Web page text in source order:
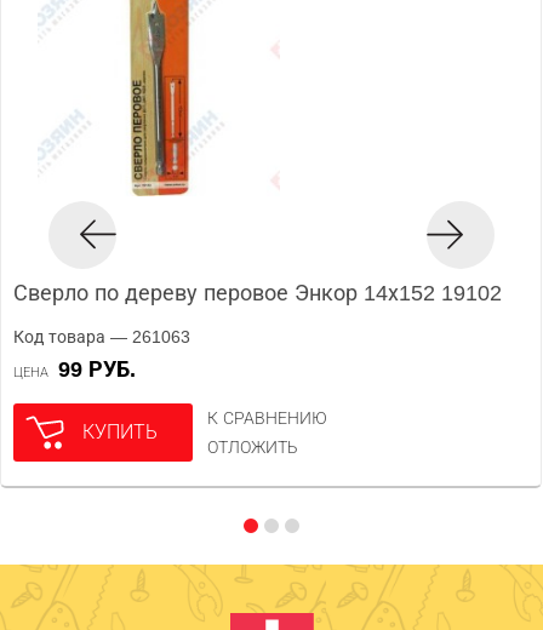
Сверло по дереву перовое Энкор 14х152 19102
Код товара — 261063
ЦЕНА 99 РУБ.
КУПИТЬ
К СРАВНЕНИЮ
ОТЛОЖИТЬ